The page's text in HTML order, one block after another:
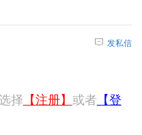
发私信
择 【注册】 或者 【登